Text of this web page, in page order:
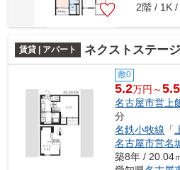
2階 / 1K
賃貸 | アパート ネクストステー
敷0
5.2万円～
名古屋市営上
分
名鉄小牧線 「
名古屋市営名
築8年 / 20.04